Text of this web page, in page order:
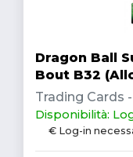
Dragon Ball
Bout B32
Trading Cards
Disponibilità:
€ Log-in